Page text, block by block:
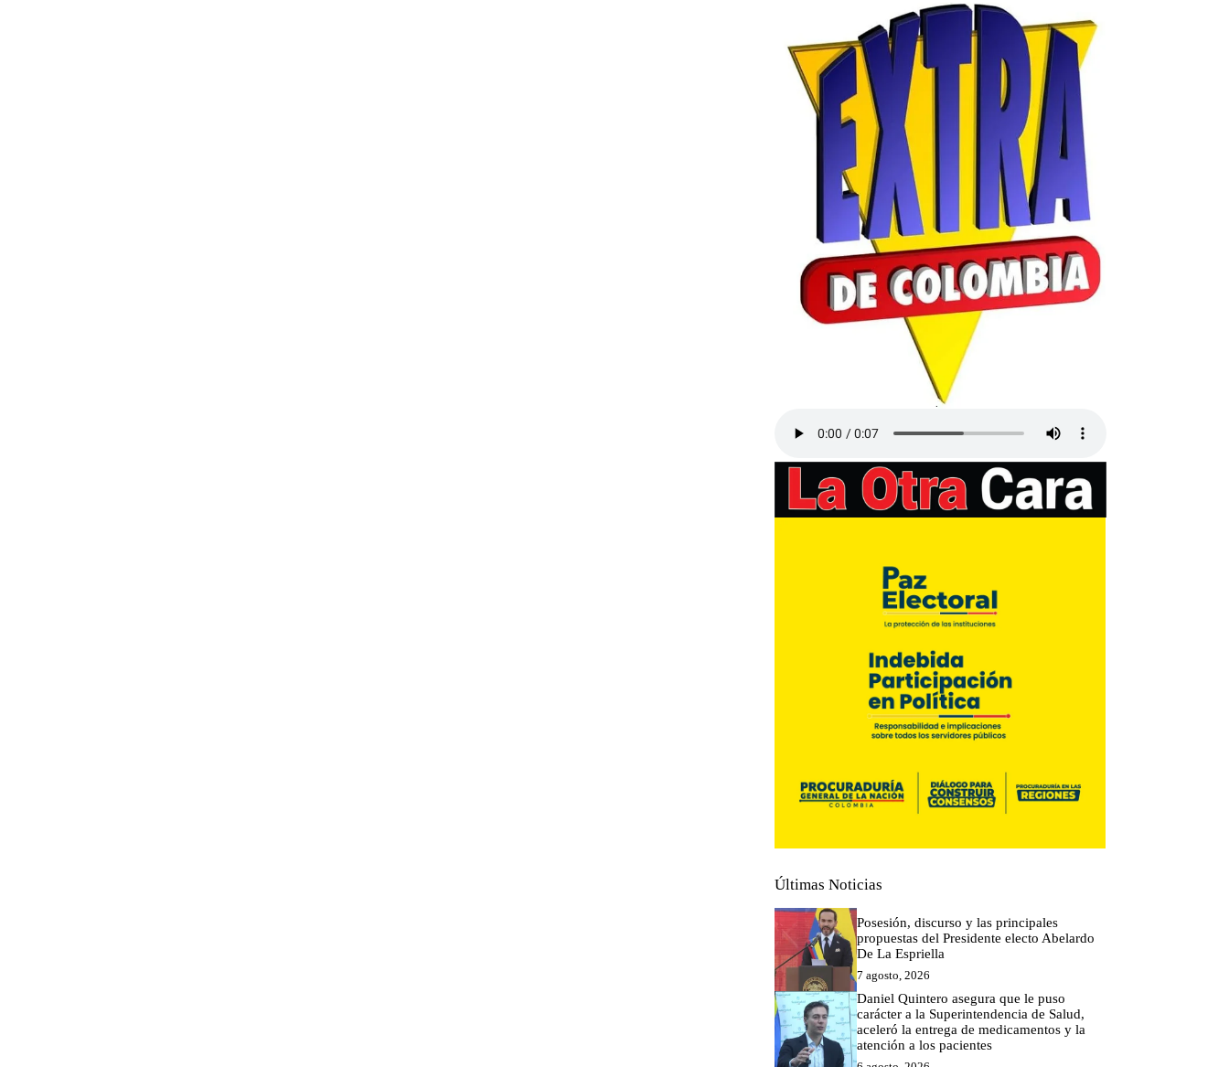
Últimas Noticias
Posesión, discurso y las principales
propuestas del Presidente electo Abelardo
De La Espriella
7 agosto, 2026
Daniel Quintero asegura que le puso
carácter a la Superintendencia de Salud,
aceleró la entrega de medicamentos y la
atención a los pacientes